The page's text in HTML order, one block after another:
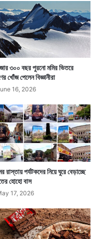
বহুমূল্য ঘড়ি দেখে
সেটি ছিনতাই করে এলাকা
পরখ করতে গিয়ে দেখে
তা রিচার্ড মিলের
রিচার্ড মিল নামটা লেখা
৩০০ বছর পুরনো মমির ভিতরে
খোঁজ পেলেন বিজ্ঞানীরা
16, 2026
রাস্তায় পর্যটকদের নিয়ে ঘুরে বেড়াচ্ছে
হোহো বাস
17, 2026